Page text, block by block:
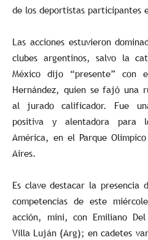
de los deportistas participantes
Las acciones estuvieron
clubes argentinos, salvo la
México dijo “presente” con
Hernández, quien se fajó una
al jurado calificador. Fue
positiva y alentadora para
América, en el Parque
Aires.
Es clave destacar la presencia
competencias de este
acción, mini, con Emiliano
Villa Luján (Arg); en cadetes